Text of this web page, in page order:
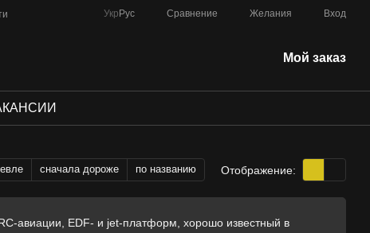
Укр Рус Сравнение Желания Вход
Мой заказ
сначала дороже по названию Отображение:
авиации, EDF- и jet-платформ, хорошо известный в